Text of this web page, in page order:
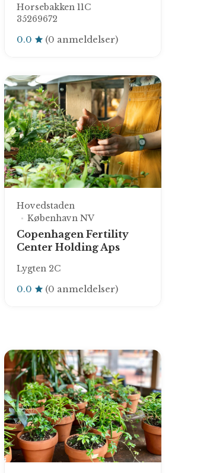
Horsebakken 11C
35269672
0.0 (0 anmeldelser)
Hovedstaden
København NV
Copenhagen Fertility
Center Holding Aps
Lygten 2C
0.0 (0 anmeldelser)